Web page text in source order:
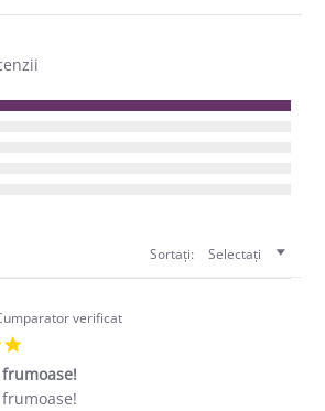
rating
Sortați: Selectați
verificat
on 27 Mar 2022
Foarte frumoase!